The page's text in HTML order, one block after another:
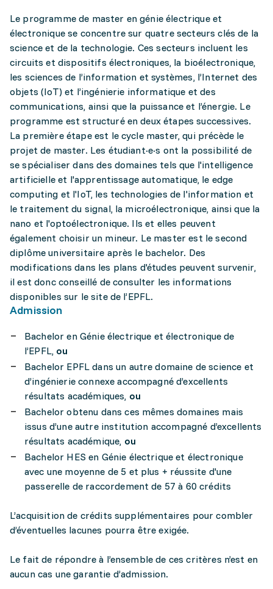
Le programme de master en génie électrique et
électronique se concentre sur quatre secteurs clés de la
science et de la technologie. Ces secteurs incluent les
circuits et dispositifs électroniques, la bioélectronique,
les sciences de l’information et systèmes, l’Internet des
objets (IoT) et l’ingénierie informatique et des
communications, ainsi que la puissance et l’énergie. Le
programme est structuré en deux étapes successives.
La première étape est le cycle master, qui précède le
projet de master. Les étudiant·e·s ont la possibilité de
se spécialiser dans des domaines tels que l'intelligence
artificielle et l'apprentissage automatique, le edge
computing et l'IoT, les technologies de l'information et
le traitement du signal, la microélectronique, ainsi que la
nano et l'optoélectronique. Ils et elles peuvent
également choisir un mineur. Le master est le second
diplôme universitaire après le bachelor. Des
modifications dans les plans d'études peuvent survenir,
il est donc conseillé de consulter les informations
disponibles sur le site de l’EPFL.
Admission
Bachelor en Génie électrique et électronique de
l’EPFL, ou
Bachelor EPFL dans un autre domaine de science et
d’ingénierie connexe accompagné d’excellents
résultats académiques, ou
Bachelor obtenu dans ces mêmes domaines mais
issus d’une autre institution accompagné d’excellents
résultats académique, ou
Bachelor HES en Génie électrique et électronique
avec une moyenne de 5 et plus + réussite d'une
passerelle de raccordement de 57 à 60 crédits
L’acquisition de crédits supplémentaires pour combler
d’éventuelles lacunes pourra être exigée.
Le fait de répondre à l’ensemble de ces critères n’est en
aucun cas une garantie d’admission.